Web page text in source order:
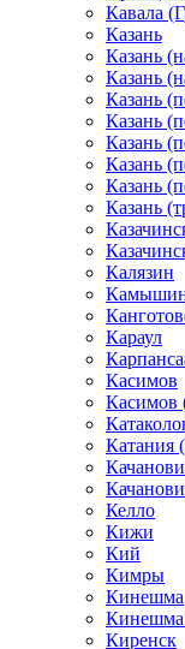
Кавала
Казань
Казань
Казань
Казань
Казань
Казань
Казань
Казань
Казань
Калязин
Караул
Касимов
Касимов
Катания
Келло
Кижи
Кий
Кимры
Кинешма
Киренск